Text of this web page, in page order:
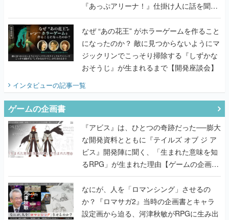
『あっぷアリーナ！』仕掛け人に話を聞い
てみた
なぜ “あの花王” がホラーゲームを作ること
になったのか？ 敵に見つからないようにマ
ジックリンでこっそり掃除する『しずかな
おそうじ』が生まれるまで【開発座談会】
インタビューの記事一覧
ゲームの企画書
『アビス』は、ひとつの奇跡だった──膨大
な開発資料とともに『テイルズ オブ ジ ア
ビス』開発陣に聞く、「生まれた意味を知
るRPG」が生まれた理由【ゲームの企画
書】
なにが、人を「ロマンシング」させるの
か？『ロマサガ2』当時の企画書とキャラ
設定画から迫る、河津秋敏がRPGに生み出